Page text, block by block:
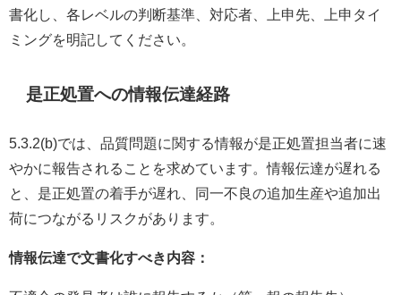
書化し、各レベルの判断基準、対応者、上申先、上申タイ
ミングを明記してください。
是正処置への情報伝達経路
5.3.2(b)では、品質問題に関する情報が是正処置担当者に速
やかに報告されることを求めています。情報伝達が遅れる
と、是正処置の着手が遅れ、同一不良の追加生産や追加出
荷につながるリスクがあります。
情報伝達で文書化すべき内容：